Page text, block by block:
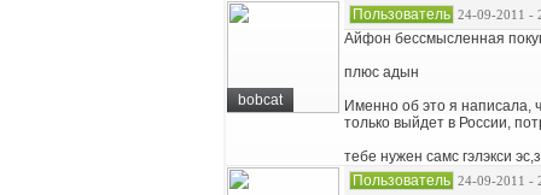
bobcat
Пользователь 24-09-2011 -
Айфон бессмысленная
плюс адын
Именно об это я написала,
только выйдет в России,
тебе нужен самс гэлэкси
Пользователь 24-09-2011 -